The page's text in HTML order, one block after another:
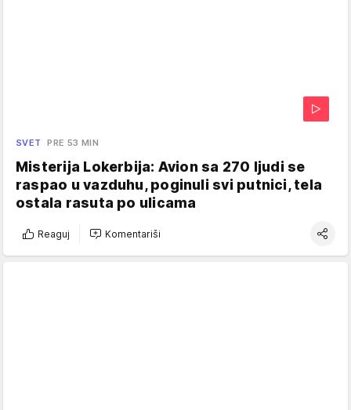
SVET PRE 53 MIN
Misterija Lokerbija: Avion sa 270 ljudi se
raspao u vazduhu, poginuli svi putnici, tela
ostala rasuta po ulicama
Reaguj Komentariši